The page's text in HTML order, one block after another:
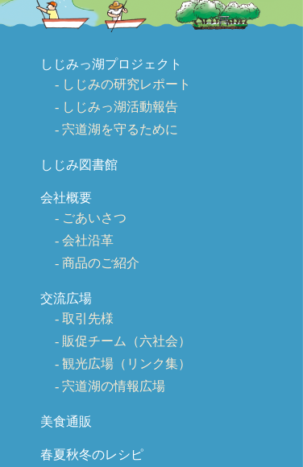
しじみっ湖プロジェクト
しじみの研究レポート
しじみっ湖活動報告
宍道湖を守るために
しじみ図書館
会社概要
ごあいさつ
会社沿革
商品のご紹介
交流広場
取引先様
販促チーム（六社会）
観光広場（リンク集）
宍道湖の情報広場
美食通販
春夏秋冬のレシピ